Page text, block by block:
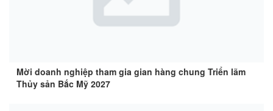
Mời doanh nghiệp tham gia gian hàng chung Triển lãm
Thủy sản Bắc Mỹ 2027